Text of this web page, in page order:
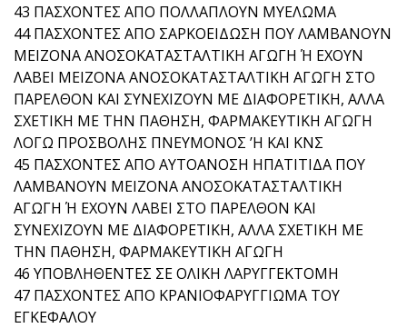
43 ΠΑΣΧΟΝΤΕΣ ΑΠΟ ΠΟΛΛΑΠΛΟΥΝ ΜΥΕΛΩΜA
44 ΠΑΣΧΟΝΤΕΣ ΑΠΟ ΣΑΡΚΟΕΙΔΩΣΗ ΠΟΥ ΛΑΜΒΑΝΟΥΝ
ΜΕΙΖΟΝΑ ΑΝΟΣΟΚΑΤΑΣΤΑΛΤΙΚΗ ΑΓΩΓΗ Ή ΕΧΟΥΝ
ΛΑΒΕΙ ΜΕΙΖΟΝΑ ΑΝΟΣΟΚΑΤΑΣΤΑΛΤΙΚΗ ΑΓΩΓΗ ΣΤΟ
ΠΑΡΕΛΘΟΝ ΚΑΙ ΣΥΝΕΧΙΖΟΥΝ ΜΕ ΔΙΑΦΟΡΕΤΙΚΗ, ΑΛΛΑ
ΣΧΕΤΙΚΗ ΜΕ ΤΗΝ ΠΑΘΗΣΗ, ΦΑΡΜΑΚΕΥΤΙΚΗ ΑΓΩΓΗ
ΛΟΓΩ ΠΡΟΣΒΟΛΗΣ ΠΝΕΥΜΟΝΟΣ ’Η ΚΑΙ ΚΝΣ
45 ΠΑΣΧΟΝΤΕΣ ΑΠΟ ΑΥΤΟΑΝΟΣΗ ΗΠΑΤΙΤΙΔΑ ΠΟΥ
ΛΑΜΒΑΝΟΥΝ ΜΕΙΖΟΝΑ ΑΝΟΣΟΚΑΤΑΣΤΑΛΤΙΚΗ
ΑΓΩΓΗ Ή ΕΧΟΥΝ ΛΑΒΕΙ ΣΤΟ ΠΑΡΕΛΘΟΝ ΚΑΙ
ΣΥΝΕΧΙΖΟΥΝ ΜΕ ΔΙΑΦΟΡΕΤΙΚΗ, ΑΛΛΑ ΣΧΕΤΙΚΗ ΜΕ
ΤΗΝ ΠΑΘΗΣΗ, ΦΑΡΜΑΚΕΥΤΙΚΗ ΑΓΩΓΗ
46 ΥΠΟΒΛΗΘΕΝΤΕΣ ΣΕ ΟΛΙΚΗ ΛΑΡΥΓΓΕΚΤΟΜΗ
47 ΠΑΣΧΟΝΤΕΣ ΑΠΟ ΚΡΑΝΙΟΦΑΡΥΓΓΙΩΜΑ ΤΟΥ
ΕΓΚΕΦΑΛΟΥ